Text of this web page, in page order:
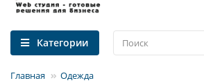
Категории
Главная Одежда